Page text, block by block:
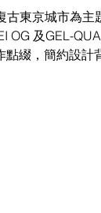
東京城市為主
OG 及GEL-
綴，簡約設計